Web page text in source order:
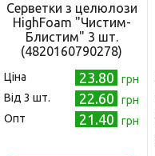
Серветки з целюлози
HighFoam "Чистим-
Блистим" 3 шт.
(4820160790278)
Ціна 23.80
грн
Від 3 шт.
22.60
грн
Опт
21.40 грн